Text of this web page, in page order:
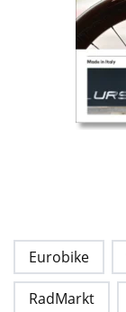
Eurobike
RadMarkt